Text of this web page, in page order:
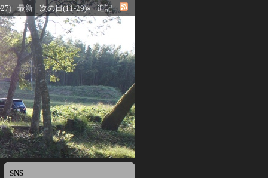
最新 次の日(11-29)» 追記
SNS